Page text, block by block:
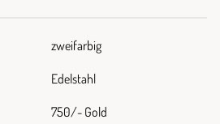
zweifarbig
Edelstahl
750/- Gold